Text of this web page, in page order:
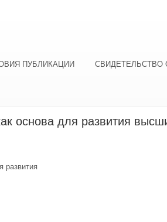
ПУБЛИКАЦИИ СВИДЕТЕЛЬСТВО
основа для развития
развития